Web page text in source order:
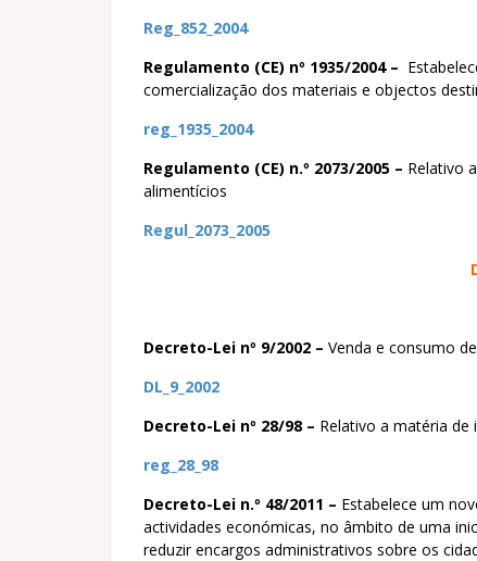
Reg_852_2004
Regulamento (CE) nº 1935/2004 –
comercialização dos materiais e objectos
reg_1935_2004
Regulamento (CE) n.º 2073/2005 – Relativo
alimentícios
Regul_2073_2005
Decreto-Lei nº 9/2002 – Venda e consumo
DL_9_2002
Decreto-Lei nº 28/98 – Relativo a matéria de
reg_28_98
Decreto-Lei n.º 48/2011 – Estabelece um
actividades económicas, no âmbito de uma
reduzir encargos administrativos sobre os